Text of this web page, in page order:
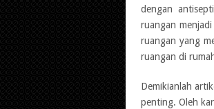
dengan
ruangan
ruangan yang
ruangan di
Demikianlah
penting. Oleh